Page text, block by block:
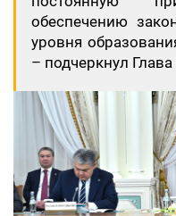
обеспечению
уровня
– подчеркнул Глава